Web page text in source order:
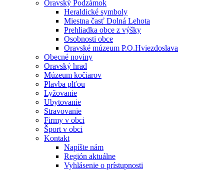
Oravský Podzámok
Heraldické symboly
Miestna časť Dolná Lehota
Prehliadka obce z výšky
Osobnosti obce
Oravské múzeum P.O.Hviezdoslava
Obecné noviny
Oravský hrad
Múzeum kočiarov
Plavba plťou
Lyžovanie
Ubytovanie
Stravovanie
Firmy v obci
Šport v obci
Kontakt
Napíšte nám
Región aktuálne
Vyhlásenie o prístupnosti